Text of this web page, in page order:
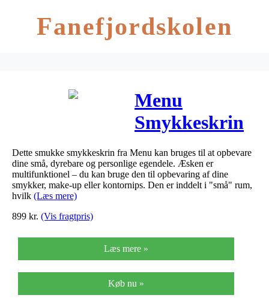
Fanefjordskolen
Menu
Smykkeskrin
– Lys Ask
Dette smukke smykkeskrin fra Menu kan bruges til at opbevare
dine små, dyrebare og personlige egendele. Æsken er
multifunktionel – du kan bruge den til opbevaring af dine
smykker, make-up eller kontornips. Den er inddelt i "små" rum,
hvilk (Læs mere)
899 kr. (Vis fragtpris)
Læs mere »
Køb nu »